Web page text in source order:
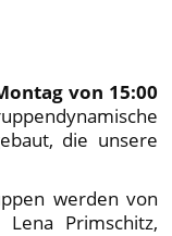
von 15:00
die unsere
werden von
Primschitz,